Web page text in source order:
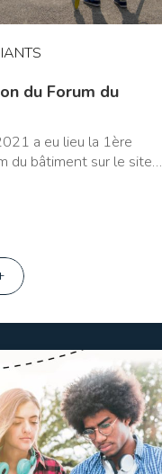
du Forum du
a eu lieu la 1ère
du bâtiment sur le site…